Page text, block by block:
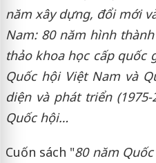
năm xây dựng, đổi mới
Nam: 80 năm hình
thảo khoa học cấp quốc
Quốc hội Việt Nam và
diện và phát triển
Quốc hội…
Cuốn sách "80 năm